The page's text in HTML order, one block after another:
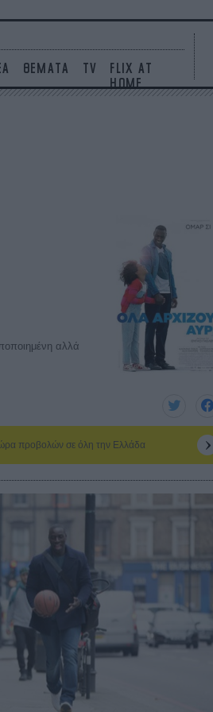
ΘΕΜΑΤΑ TV
FLIX AT
HOME
αλλά
ώρα προβολών σε όλη την Ελλάδα